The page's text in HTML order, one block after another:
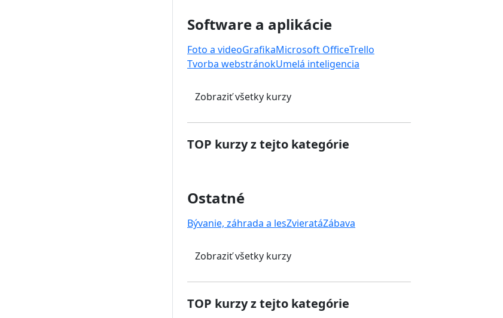
Software a aplikácie
Foto a videoGrafikaMicrosoft OfficeTrello
Tvorba webstránokUmelá inteligencia
Zobraziť všetky kurzy
TOP kurzy z tejto kategórie
Ostatné
Bývanie, záhrada a lesZvieratáZábava
Zobraziť všetky kurzy
TOP kurzy z tejto kategórie